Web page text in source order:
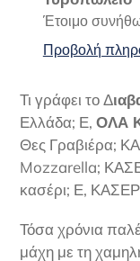
καλάθι
Έτοιμο
Προβολή
Τι γράφει το Δ
Ελλάδα; Ε, ΟΛΑ
Θες Γραβιέρα;
Mozzarella;
κασέρι; Ε,
Τόσα χρόνια
μάχη με τη